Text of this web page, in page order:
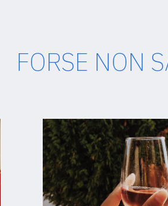
FORSE NON